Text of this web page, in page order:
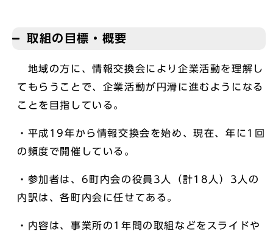
取組の目標・概要
地域の方に、情報交換会により企業活動を理解し
てもらうことで、企業活動が円滑に進むようになる
ことを目指している。
・平成19年から情報交換会を始め、現在、年に1回
の頻度で開催している。
・参加者は、6町内会の役員3人（計18人）3人の
内訳は、各町内会に任せてある。
・内容は、事業所の1年間の取組などをスライドや